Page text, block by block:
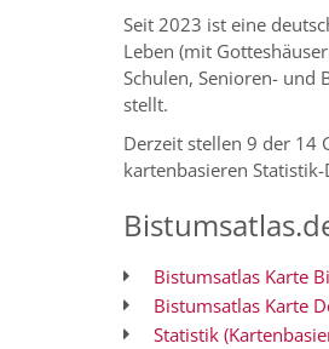
Seit 2023 ist eine
Leben (mit
Schulen, Senioren- und
stellt.
Derzeit stellen 9 der 14
kartenbasieren
Bistumsatlas Karte
Bistumsatlas Karte
Statistik